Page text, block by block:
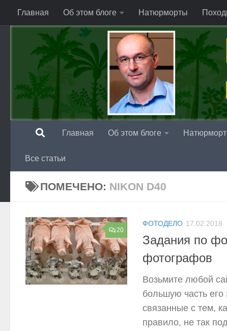
Перейти к содержимому
Главная Об этом блоге Натюрморты
Главная Об этом блоге
Все статьи
ПОМЕЧЕНО: NIKON D40
20
ФОТОДЕЛО 17.02.2018
Задания по
фотографов
Возьмите любой
большую часть его
связанные с тем,
правило, не так